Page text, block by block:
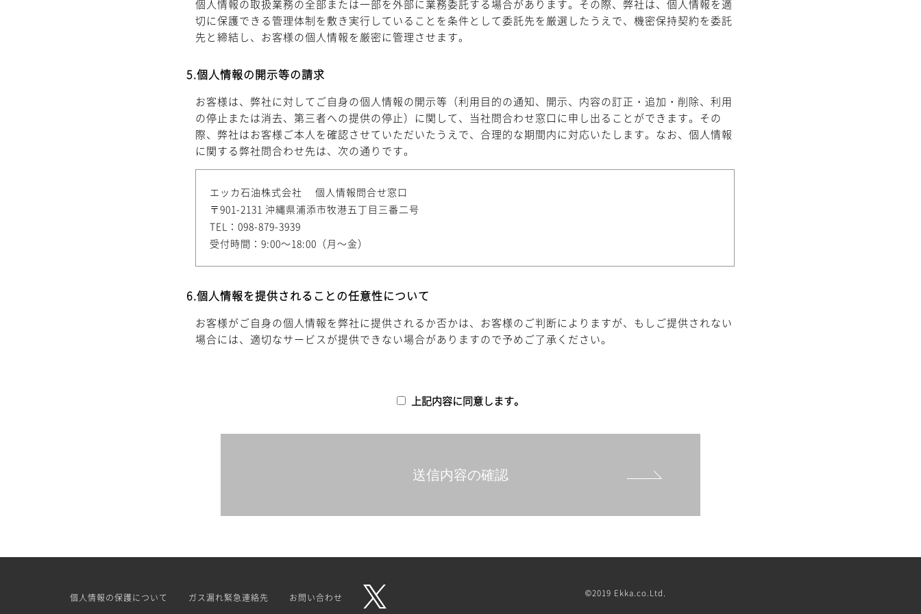
個人情報の取扱業務の全部または一部を外部に業務委託する場合があります。その際、弊社は、個人情報を適
切に保護できる管理体制を敷き実行していることを条件として委託先を厳選したうえで、機密保持契約を委託
先と締結し、お客様の個人情報を厳密に管理させます。
5.個人情報の開示等の請求
お客様は、弊社に対してご自身の個人情報の開示等（利用目的の通知、開示、内容の訂正・追加・削除、利用
の停止または消去、第三者への提供の停止）に関して、当社問合わせ窓口に申し出ることができます。その
際、弊社はお客様ご本人を確認させていただいたうえで、合理的な期間内に対応いたします。なお、個人情報
に関する弊社問合わせ先は、次の通りです。
エッカ石油株式会社 個人情報問合せ窓口
〒901-2131 沖縄県浦添市牧港五丁目三番二号
TEL：098-879-3939
受付時間：9:00～18:00（月～金）
6.個人情報を提供されることの任意性について
お客様がご自身の個人情報を弊社に提供されるか否かは、お客様のご判断によりますが、もしご提供されない
場合には、適切なサービスが提供できない場合がありますので予めご了承ください。
上記内容に同意します。
個人情報の保護について ガス漏れ緊急連絡先 お問い合わせ ©2019 Ekka.co.Ltd.